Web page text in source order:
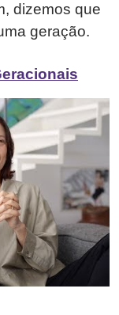
dizemos que
geração.